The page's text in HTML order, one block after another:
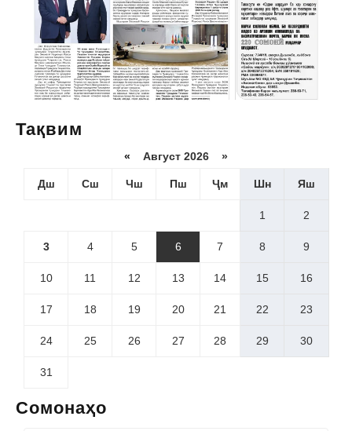
Тақвим
« Август 2026 »
Дш Сш Чш Пш Ҷм Шн Яш
1 2
3 4 5 6 7 8 9
10 11 12 13 14 15 16
17 18 19 20 21 22 23
24 25 26 27 28 29 30
31
Сомонаҳо